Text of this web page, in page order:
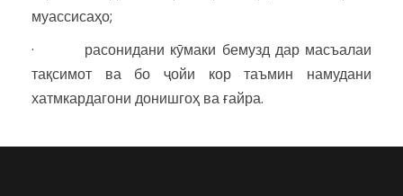
муассисаҳо;
· расонидани кӯмаки бемузд дар масъалаи
тақсимот ва бо ҷойи кор таъмин намудани
хатмкардагони донишгоҳ ва ғайра.